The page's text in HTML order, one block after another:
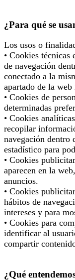
¿Para qué se
Los usos o
• Cookies
de navegación
conectado a la
apartado de la
• Cookies de
determinadas
• Cookies
recopilar
navegación dentro
estadístico para
• Cookies
aparecen en la
anuncios.
• Cookies
hábitos de
intereses y para
• Cookies para
identificar al
compartir
¿Qué